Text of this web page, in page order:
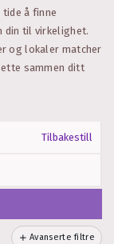
tide å finne
din til virkelighet.
og lokaler matcher
sammen ditt
Tilbakestill
Avanserte filtre